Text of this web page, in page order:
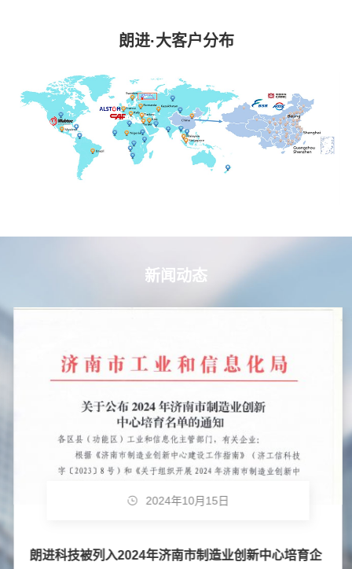
朗进·大客户分布
新闻动态
2024年10月15日
朗进科技被列入2024年济南市制造业创新中心培育企